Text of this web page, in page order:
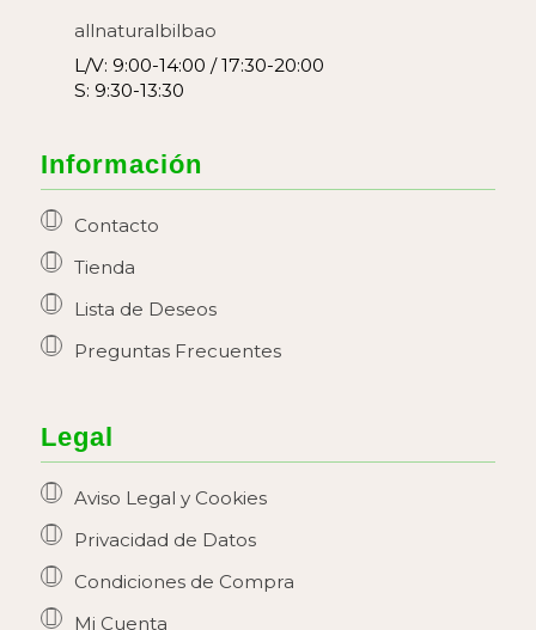
allnaturalbilbao
L/V: 9:00-14:00 / 17:30-20:00
S: 9:30-13:30
Información
Contacto
Tienda
Lista de Deseos
Preguntas Frecuentes
Legal
Aviso Legal y Cookies
Privacidad de Datos
Condiciones de Compra
Mi Cuenta